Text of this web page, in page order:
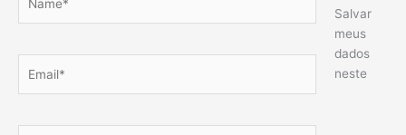
Salvar
meus
dados
neste